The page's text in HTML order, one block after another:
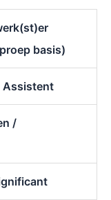
basis)
Assistent
/